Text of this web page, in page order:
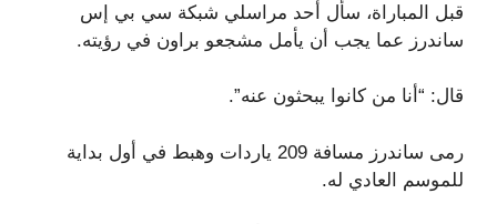
قبل المباراة، سأل أحد مراسلي شبكة سي بي إس
ساندرز عما يجب أن يأمل مشجعو براون في رؤيته.
قال: “أنا من كانوا يبحثون عنه”.
رمى ساندرز مسافة 209 ياردات وهبط في أول بداية
للموسم العادي له.